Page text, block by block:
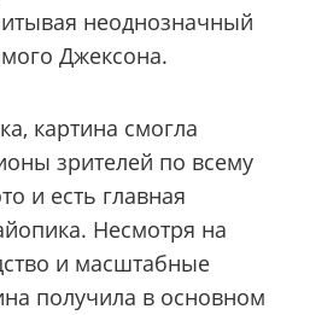
неоднозначный
Джексона.
картина смогла
зрителей по всему
и есть главная
Несмотря на
и масштабные
получила в основном